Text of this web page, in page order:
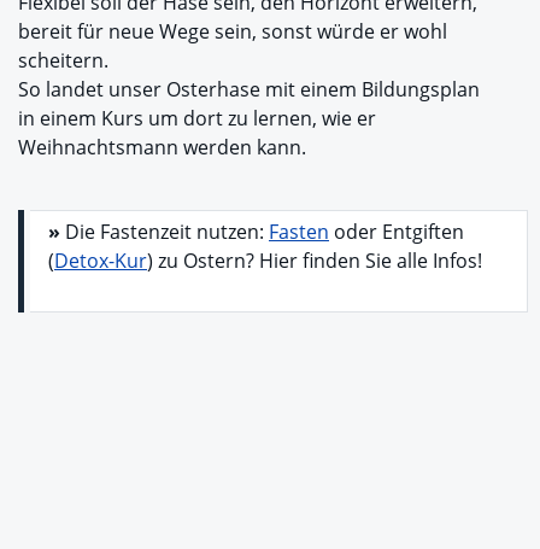
bereit für neue Wege sein, sonst würde er wohl
scheitern.
So landet unser Osterhase mit einem Bildungsplan
in einem Kurs um dort zu lernen, wie er
Weihnachtsmann werden kann.
» Die Fastenzeit nutzen: Fasten oder Entgiften
(Detox-Kur) zu Ostern? Hier finden Sie alle Infos!